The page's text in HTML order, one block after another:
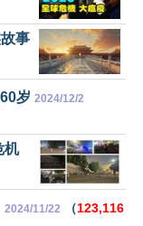
事
岁 2024/12/2
机
2024/11/22 （123,116